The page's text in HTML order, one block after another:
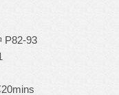
P82-93